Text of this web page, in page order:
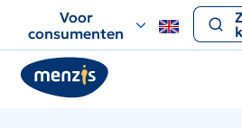
voor
snelle
navigatie
Voor
consumenten